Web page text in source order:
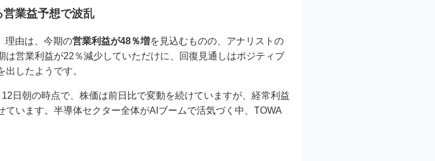
業益予想で波乱
理由は、今期の営業利益が48％増を見込むものの、アナリストの
営業利益が22％減少していただけに、回復見通しはポジティブ
したようです。
日朝の時点で、株価は前日比で変動を続けていますが、経常利益
います。半導体セクター全体がAIブームで活気づく中、TOWA